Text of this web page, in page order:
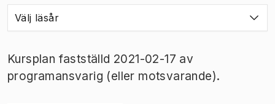
Välj läsår
Kursplan fastställd 2021-02-17 av
programansvarig (eller motsvarande).